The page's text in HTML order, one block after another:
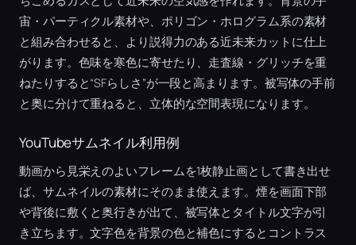
宙・パーティクル素材や、ポリゴン・ホログラム系の素材
と組み合わせると、より説得力のある近未来カットに仕上
がります。色味を寒色に寄せたり、走査線・グリッチを重
ねたりすると“SFらしさ”が一段と高まります。被写体の手前
と奥に分けて重ねると、立体的な空間表現になります。
YouTubeサムネイル利用例
動画から見栄えのよいフレームを1枚静止画として書き出せ
ば、サムネイルの素材にそのまま使えます。煙を画面下部
や背後に敷くと奥行きが出て、被写体とタイトル文字が引
き立ちます。文字色を背景の色と補色にするとコントラス